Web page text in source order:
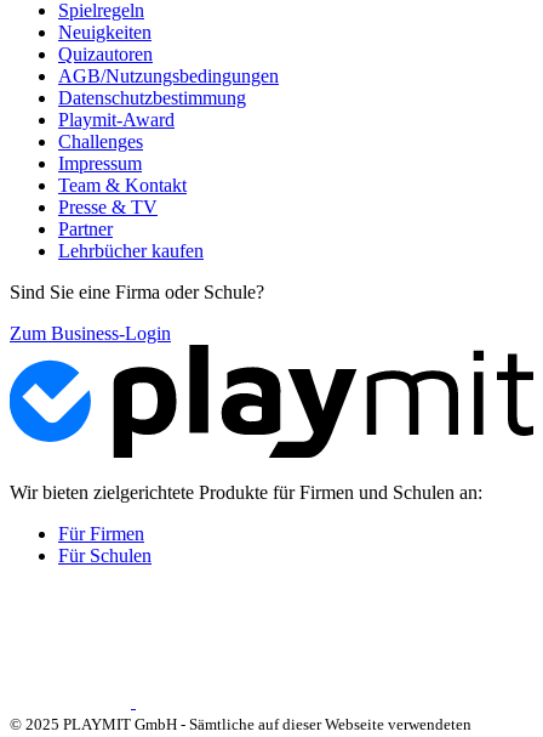
Spielregeln
Neuigkeiten
Quizautoren
AGB/Nutzungsbedingungen
Datenschutzbestimmung
Playmit-Award
Challenges
Impressum
Team & Kontakt
Presse & TV
Partner
Lehrbücher kaufen
Sind Sie eine Firma oder Schule?
Zum Business-Login
Wir bieten zielgerichtete Produkte für Firmen und Schulen an:
Für Firmen
Für Schulen
© 2025 PLAYMIT GmbH - Sämtliche auf dieser Webseite verwendeten